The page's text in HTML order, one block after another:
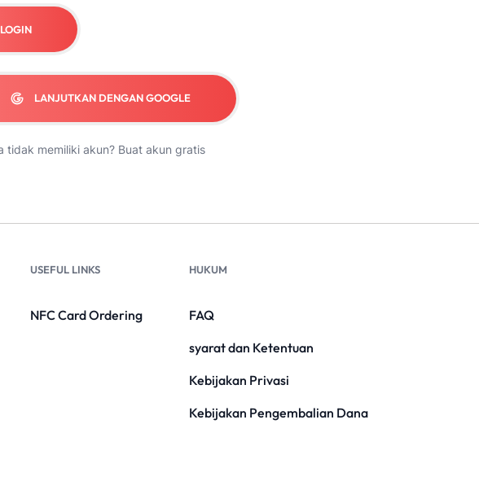
LOGIN
LANJUTKAN DENGAN GOOGLE
tidak memiliki akun? Buat akun gratis
USEFUL LINKS
NFC Card Ordering
HUKUM
FAQ
syarat dan Ketentuan
Kebijakan Privasi
Kebijakan Pengembalian Dana